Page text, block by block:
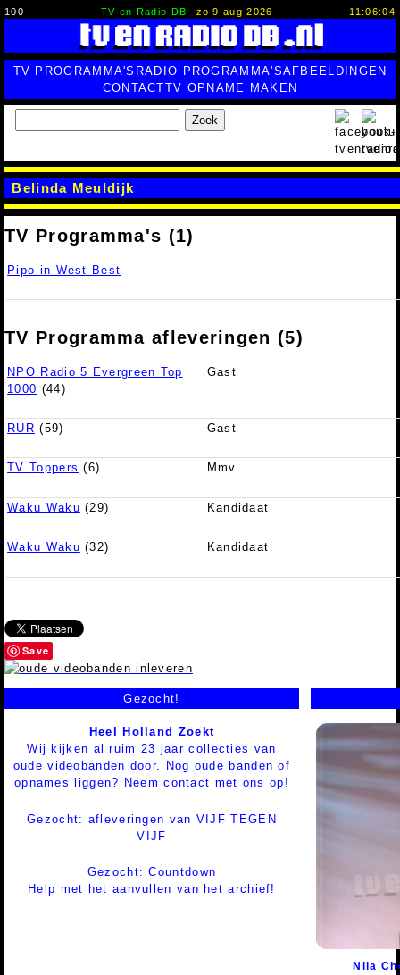
100 TV en Radio DB zo 9 aug 2026 11:06:05
TV PROGRAMMA'S RADIO PROGRAMMA'SAFBEELDINGEN
CONTACTTV OPNAME MAKEN
Zoek
Belinda Meuldijk
TV Programma's (1)
Pipo in West-Best
TV Programma afleveringen (5)
NPO Radio 5 Evergreen Top
1000 (44)
Gast
RUR (59) Gast
TV Toppers (6) Mmv
Waku Waku (29) Kandidaat
Waku Waku (32) Kandidaat
Save
Gezocht!
Heel Holland Zoekt
Wij kijken al ruim 23 jaar collecties van
oude videobanden door. Nog oude banden of
opnames liggen? Neem contact met ons op!
Gezocht: afleveringen van VIJF TEGEN
VIJF
Gezocht: Countdown
Help met het aanvullen van het archief!
Nila